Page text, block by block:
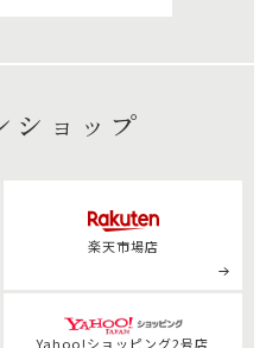
ショップ
楽天市場店
Yahoo!ショッピング2号店